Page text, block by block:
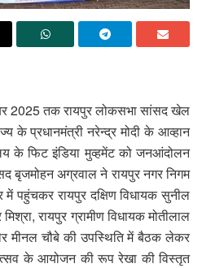
2025 तक रायपुर लोकसभा सांसद खेल
के प्रधानमंत्री नरेन्द्र मोदी के आव्हान
के फिट इंडिया मुव्हमेंट को जनआंदोलन
बृजमोहन अग्रवाल ने रायपुर नगर निगम
पहुंचकर रायपुर दक्षिण विधायक सुनील
रायपुर ग्रामीण विधायक मोतीलाल
मीनल चौबे की उपस्थिति में बैठक लेकर
के आयोजन की रूप रेखा की विस्तृत